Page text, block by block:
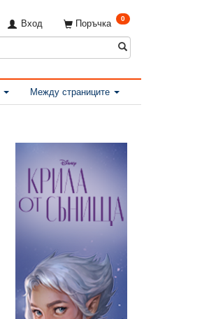
Поръчка 0
Вход
Между страниците